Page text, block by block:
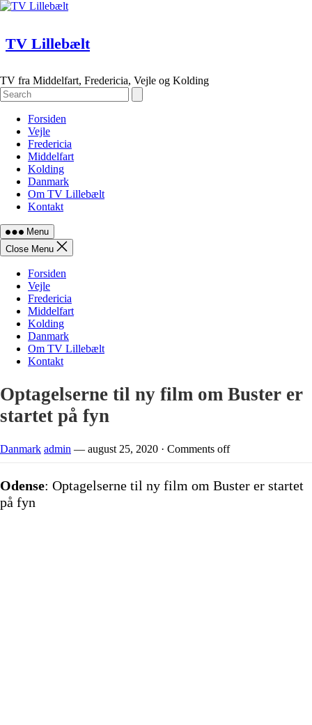
Skip
TV Lillebælt
TV fra Middelfart, Fredericia, Vejle og Kolding
Forsiden
Vejle
Fredericia
Middelfart
Kolding
Danmark
Om TV Lillebælt
Kontakt
Menu
Close Menu
Forsiden
Vejle
Fredericia
Middelfart
Kolding
Danmark
Om TV Lillebælt
Kontakt
Optagelserne til ny film om Buster er
startet på fyn
Danmark admin — august 25, 2020 · Comments off
Odense: Optagelserne til ny film om Buster er startet
på fyn